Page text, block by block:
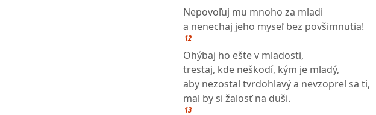
Nepovoľuj mu mnoho za mladi
a nenechaj jeho myseľ bez povšimnutia!
12
Ohýbaj ho ešte v mladosti,
trestaj, kde neškodí, kým je mladý,
aby nezostal tvrdohlavý a nevzoprel sa ti,
mal by si žalosť na duši.
13